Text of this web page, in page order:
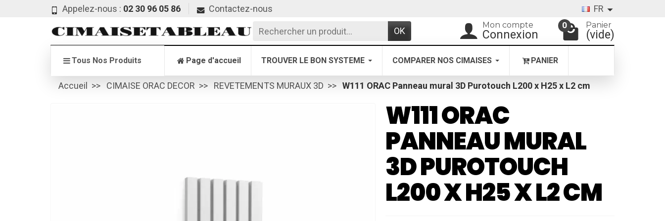
Appelez-nous : 02 30 96 05 86 Contactez-nous FR
OK
Mon compte
Connexion
0 Panier
(vide)
Tous Nos Produits Page d'accueil TROUVER LE BON SYSTEME COMPARER NOS CIMAISES PANIER
Accueil CIMAISE ORAC DECOR REVETEMENTS MURAUX 3D W111 ORAC Panneau mural 3D Purotouch L200 x H25 x L2 cm
W111 ORAC
PANNEAU MURAL
3D PUROTOUCH
L200 X H25 X L2 CM